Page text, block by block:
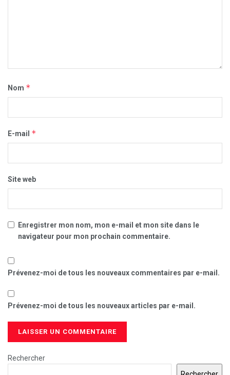
Nom *
E-mail *
Site web
Enregistrer mon nom, mon e-mail et mon site dans le
navigateur pour mon prochain commentaire.
Prévenez-moi de tous les nouveaux commentaires par e-mail.
Prévenez-moi de tous les nouveaux articles par e-mail.
Rechercher